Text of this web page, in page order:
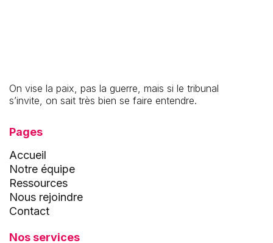
On vise la paix, pas la guerre, mais si le tribunal
s’invite, on sait très bien se faire entendre.
Pages
Accueil
Notre équipe
Ressources
Nous rejoindre
Contact
Nos services